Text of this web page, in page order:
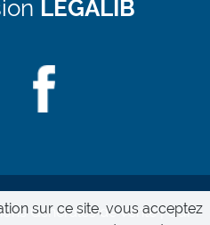
LEGALIB
Génerales de Vente
Qui
sur ce site, vous acceptez